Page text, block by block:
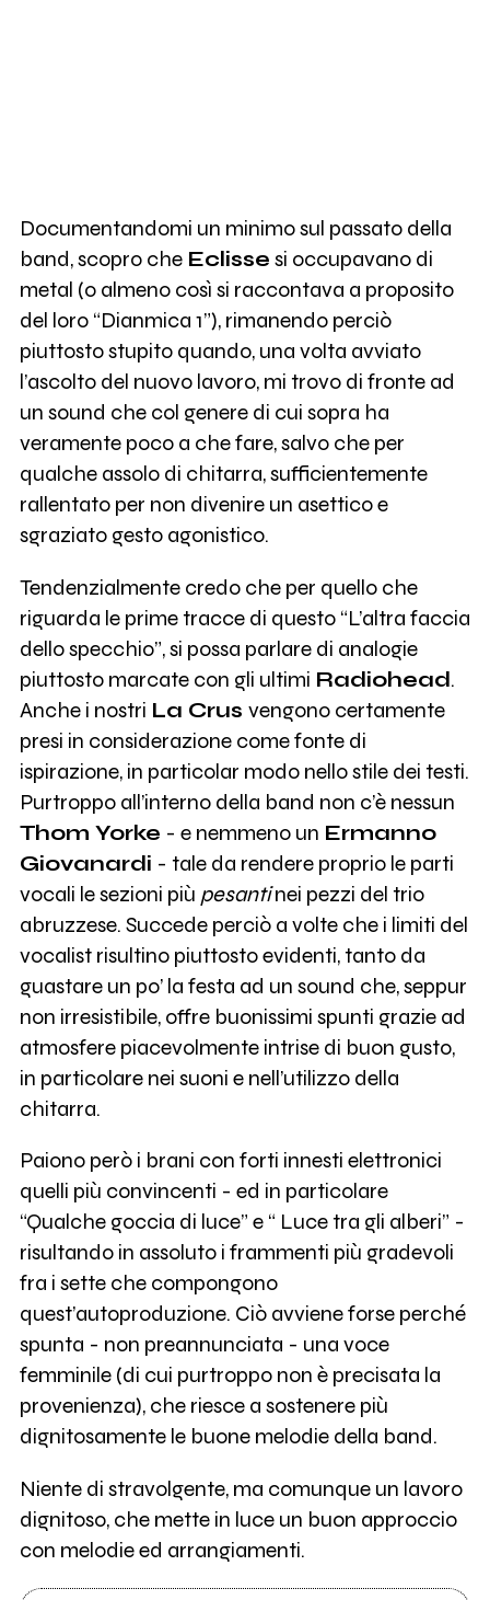
Documentandomi un minimo sul passato della
band, scopro che Eclisse si occupavano di
metal (o almeno così si raccontava a proposito
del loro “Dianmica 1”), rimanendo perciò
piuttosto stupito quando, una volta avviato
l’ascolto del nuovo lavoro, mi trovo di fronte ad
un sound che col genere di cui sopra ha
veramente poco a che fare, salvo che per
qualche assolo di chitarra, sufficientemente
rallentato per non divenire un asettico e
sgraziato gesto agonistico.
Tendenzialmente credo che per quello che
riguarda le prime tracce di questo “L’altra faccia
dello specchio”, si possa parlare di analogie
piuttosto marcate con gli ultimi Radiohead.
Anche i nostri La Crus vengono certamente
presi in considerazione come fonte di
ispirazione, in particolar modo nello stile dei testi.
Purtroppo all’interno della band non c’è nessun
Thom Yorke - e nemmeno un Ermanno
Giovanardi - tale da rendere proprio le parti
vocali le sezioni più pesantinei pezzi del trio
abruzzese. Succede perciò a volte che i limiti del
vocalist risultino piuttosto evidenti, tanto da
guastare un po’ la festa ad un sound che, seppur
non irresistibile, offre buonissimi spunti grazie ad
atmosfere piacevolmente intrise di buon gusto,
in particolare nei suoni e nell’utilizzo della
chitarra.
Paiono però i brani con forti innesti elettronici
quelli più convincenti - ed in particolare
“Qualche goccia di luce” e “ Luce tra gli alberi” -
risultando in assoluto i frammenti più gradevoli
fra i sette che compongono
quest’autoproduzione. Ciò avviene forse perché
spunta - non preannunciata - una voce
femminile (di cui purtroppo non è precisata la
provenienza), che riesce a sostenere più
dignitosamente le buone melodie della band.
Niente di stravolgente, ma comunque un lavoro
dignitoso, che mette in luce un buon approccio
con melodie ed arrangiamenti.